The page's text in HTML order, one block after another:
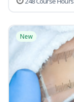
New